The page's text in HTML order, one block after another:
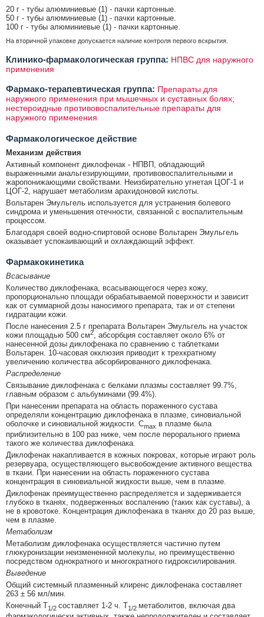
20 г - тубы алюминиевые (1) - пачки картонные.
50 г - тубы алюминиевые (1) - пачки картонные.
100 г - тубы алюминиевые (1) - пачки картонные.
На вторичной упаковке допускается наличие контроля первого вскрытия.
Клинико-фармакологическая группа: НПВС для наружного
применения
Фармако-терапевтическая группа: Препараты для
наружного применения при мышечных и суставных болях;
нестероидные противовоспалительные препараты для
наружного применения
Фармакологическое действие
Механизм действия
Активный компонент диклофенак - НПВП, обладающий
выраженными анальгезирующими, противовоспалительными и
жаропонижающими свойствами. Неизбирательно угнетая ЦОГ-1 и
ЦОГ-2, нарушает метаболизм арахидоновой кислоты.
Вольтарен Эмульгель используется для устранения болевого
синдрома и уменьшения отечности, связанной с воспалительным
процессом.
Благодаря своей водно-спиртовой основе Вольтарен Эмульгель
оказывает успокаивающий и охлаждающий эффект.
Фармакокинетика
Всасывание
Количество диклофенака, всасывающегося через кожу,
пропорционально площади обрабатываемой поверхности и зависит
как от суммарной дозы наносимого препарата, так и от степени
гидратации кожи.
После нанесения 2.5 г препарата Вольтарен Эмульгель на участок
кожи площадью 500 см2, абсорбция составляет около 6% от
нанесенной дозы диклофенака по сравнению с таблетками
Вольтарен. 10-часовая окклюзия приводит к трехкратному
увеличению количества абсорбированного диклофенака.
Распределение
Связывание диклофенака с белками плазмы составляет 99.7%,
главным образом с альбуминами (99.4%).
При нанесении препарата на область пораженного сустава
определяли концентрацию диклофенака в плазме, синовиальной
оболочке и синовиальной жидкости. Cmax в плазме была
приблизительно в 100 раз ниже, чем после перорального приема
такого же количества диклофенака.
Диклофенак накапливается в кожных покровах, которые играют роль
резервуара, осуществляющего высвобождение активного вещества
в ткани. При нанесении на область пораженного сустава
концентрация в синовиальной жидкости выше, чем в плазме.
Диклофенак преимущественно распределяется и задерживается
глубоко в тканях, подверженных воспалению (таких как суставы), а
не в кровотоке. Концентрация диклофенака в тканях до 20 раз выше,
чем в плазме.
Метаболизм
Метаболизм диклофенака осуществляется частично путем
глюкуронизации неизмененной молекулы, но преимущественно
посредством однократного и многократного гидроксилирования.
Выведение
Общий системный плазменный клиренс диклофенака составляет
263 ± 56 мл/мин.
Конечный T1/2 составляет 1-2 ч. T1/2 метаболитов, включая два